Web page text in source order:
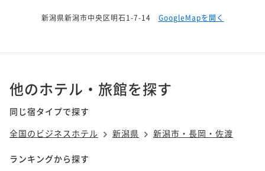
新潟県新潟市中央区明石1-7-14 GoogleMapを開く
他のホテル・旅館を探す
同じ宿タイプで探す
全国のビジネスホテル
新潟県 新潟市・長岡・佐渡
ランキングから探す